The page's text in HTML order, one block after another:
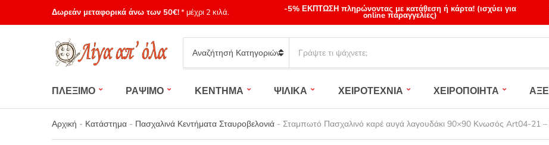
Δωρεάν μεταφορικά άνω των 50€!* μέχρι 2 κιλά. -5% ΕΚΠΤΩΣΗ πληρώνοντας με κατάθεση ή κάρτα! (ισχύει για
online παραγγελίες)
Category
name
a
c
h
p
ΠΛΕΞΙΜΟ ΡΑΨΙΜΟ ΚΕΝΤΗΜΑ ΨΙΛΙΚΑ ΧΕΙΡΟΤΕΧΝΙΑ ΧΕΙΡΟΠΟΙΗΤΑ
Αρχική - Κατάστημα - Πασχαλινά Κεντήματα Σταυροβελονιά - Σταμπωτό Πασχαλινό καρέ αυγά λαγουδάκι 90×90 Κνωσός Art04-21 –